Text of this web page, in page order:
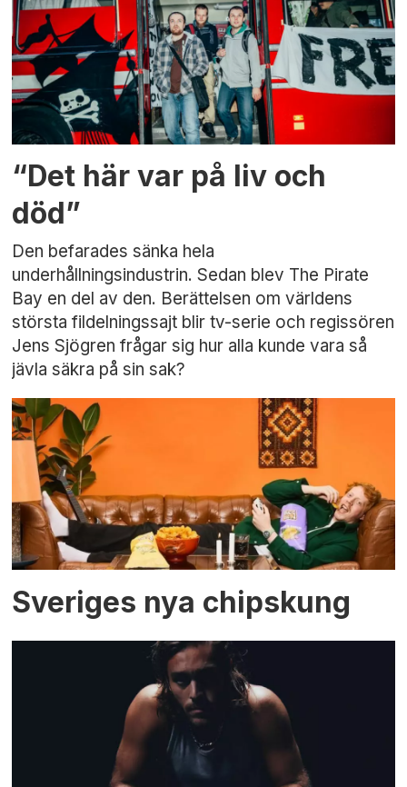
“Det här var på liv och
död”
Den befarades sänka hela
underhållningsindustrin. Sedan blev The Pirate
Bay en del av den. Berättelsen om världens
största fildelningssajt blir tv-serie och regissören
Jens Sjögren frågar sig hur alla kunde vara så
jävla säkra på sin sak?
Sveriges nya chipskung